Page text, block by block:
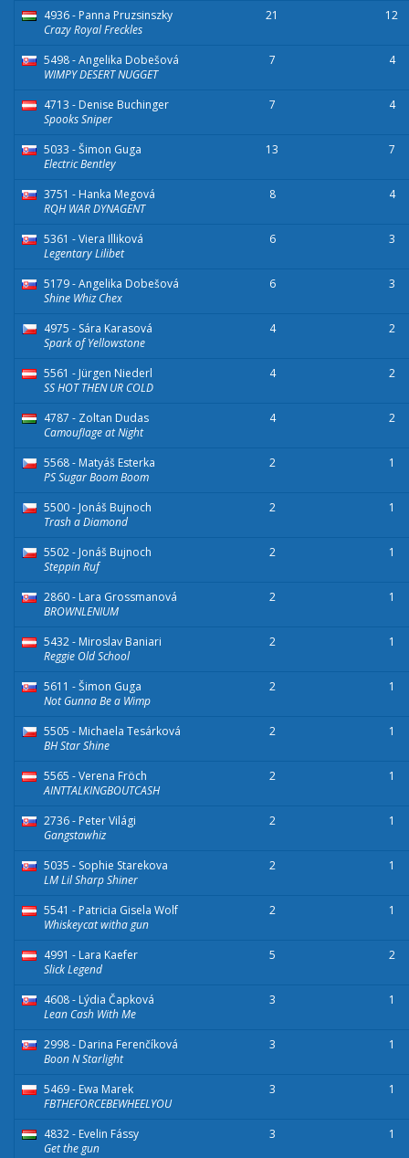
4936 - Panna Pruzsinszky
Crazy Royal Freckles
21 12
5498 - Angelika Dobešová
WIMPY DESERT NUGGET
7 4
4713 - Denise Buchinger
Spooks Sniper
7 4
5033 - Šimon Guga
Electric Bentley
13 7
3751 - Hanka Megová
RQH WAR DYNAGENT
8 4
5361 - Viera Illiková
Legentary Lilibet
6 3
5179 - Angelika Dobešová
Shine Whiz Chex
6 3
4975 - Sára Karasová
Spark of Yellowstone
4 2
5561 - Jürgen Niederl
SS HOT THEN UR COLD
4 2
4787 - Zoltan Dudas
Camouflage at Night
4 2
5568 - Matyáš Esterka
PS Sugar Boom Boom
2 1
5500 - Jonáš Bujnoch
Trash a Diamond
2 1
5502 - Jonáš Bujnoch
Steppin Ruf
2 1
2860 - Lara Grossmanová
BROWNLENIUM
2 1
5432 - Miroslav Baniari
Reggie Old School
2 1
5611 - Šimon Guga
Not Gunna Be a Wimp
2 1
5505 - Michaela Tesárková
BH Star Shine
2 1
5565 - Verena Fröch
AINTTALKINGBOUTCASH
2 1
2736 - Peter Világi
Gangstawhiz
2 1
5035 - Sophie Starekova
LM Lil Sharp Shiner
2 1
5541 - Patricia Gisela Wolf
Whiskeycat witha gun
2 1
4991 - Lara Kaefer
Slick Legend
5 2
4608 - Lýdia Čapková
Lean Cash With Me
3 1
2998 - Darina Ferenčíková
Boon N Starlight
3 1
5469 - Ewa Marek
FBTHEFORCEBEWHEELYOU
3 1
4832 - Evelin Fássy
Get the gun
3 1